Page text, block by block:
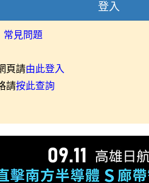
登入
常見問題
頁請由此登入
請按此查詢